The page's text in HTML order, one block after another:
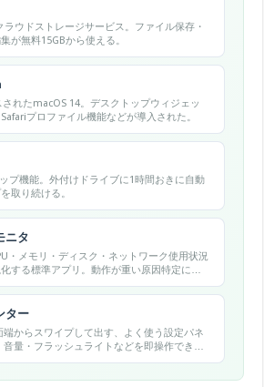
ウドストレージサービス。ファイル保存・
が無料15GBから使える。
れたmacOS 14。デスクトップウィジェッ
プロファイル機能などが導入された。
プ機能。外付けドライブに1時間おきに自動
取り続ける。
ニタ
・メモリ・ディスク・ネットワーク使用状況
する標準アプリ。動作が重い原因特定に使
ター
からスワイプして出す、よく使う設定パネ
音量・フラッシュライトなどを即操作でき